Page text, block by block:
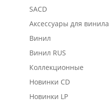
SACD
Аксессуары для винила
Винил
Винил RUS
Коллекционные
Новинки CD
Новинки LP